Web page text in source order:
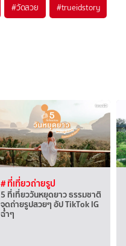
#วัดสวย #trueidstory
# ที่เที่ยวถ่ายรูป
5 ที่เที่ยววันหยุดยาว ธรรมชาติ
จุดถ่ายรูปสวยๆ อัป TikTok IG
ฉ่ำๆ